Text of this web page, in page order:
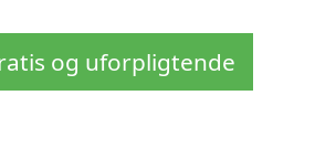
og uforpligtende